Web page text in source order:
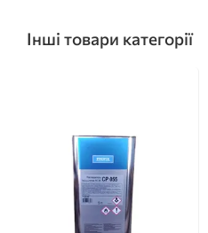
Інші товари категорії